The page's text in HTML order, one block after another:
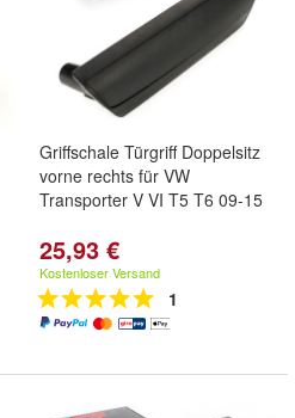
Griffschale Türgriff Doppelsitz
vorne rechts für VW
Transporter V VI T5 T6 09-15
25,93 €
Kostenloser Versand
1